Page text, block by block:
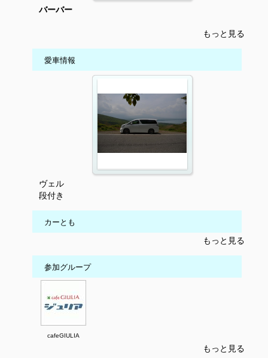
バーバー
もっと見る
愛車情報
ヴェル
段付き
カーとも
もっと見る
参加グループ
cafeGIULIA
もっと見る